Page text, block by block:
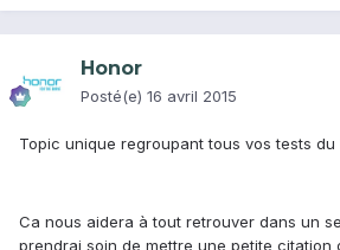
Honor
Posté(e) 16 avril 2015
Topic unique regroupant tous vos tests du
Ca nous aidera à tout retrouver dans un
prendrai soin de mettre une petite citation